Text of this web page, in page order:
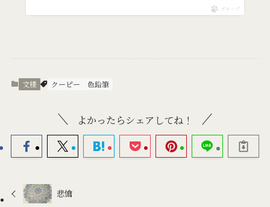
ポチップ
文様 クーピー 色鉛筆
よかったらシェアしてね！
悲愴